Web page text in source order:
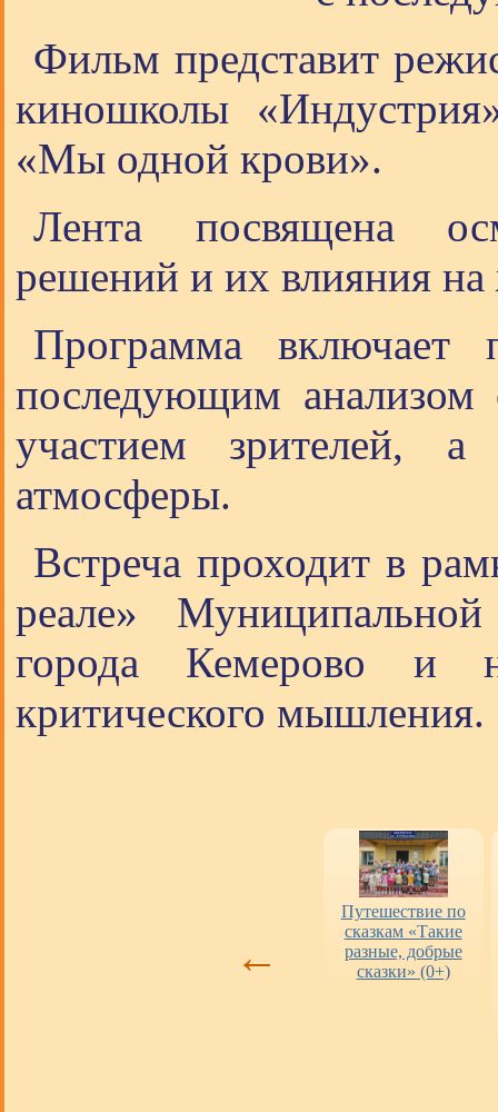
Фильм представит
киношколы
«Мы одной крови».
Лента посвящена
решений и их влияния на
Программа включает
последующим анализом
участием зрителей,
атмосферы.
Встреча проходит в
реале»
города Кемерово и
критического мышления.
←
Путешествие по
сказкам «Такие
разные, добрые
сказки» (0+)